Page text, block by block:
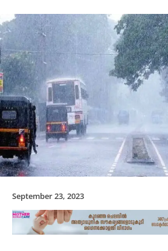
September 23, 2023